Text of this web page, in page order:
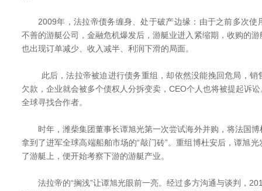
2009年，法拉帝债务缠身、处于破产边缘：由于之前多次使
不善的游艇公司，金融危机爆发后，游艇业进入紧缩期，收购的
也出现订单减少、收入减半、利润下滑的局面。
此后，法拉帝被迫进行债务重组，却依然没能挽回危局，销
欠款，企业就会被多个债权人分拆变卖，CEO个人也将被提起诉
全球寻找合作者。
时年，潍柴集团董事长谭旭光第一次尝试海外并购，将法国博
拿到了进军全球高端船舶市场的“敲门砖”。重组博杜安后，谭旭
了游艇上，便开始考察下游的游艇产业。
法拉帝的“搁浅”让谭旭光眼前一亮。经过多方沟通与谈判，